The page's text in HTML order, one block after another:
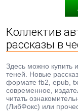
Коллектив
рассказы в
Здесь можно купить
теней. Новые
формате fb2, epub,
современное,
читать
(ЛибФокс) или